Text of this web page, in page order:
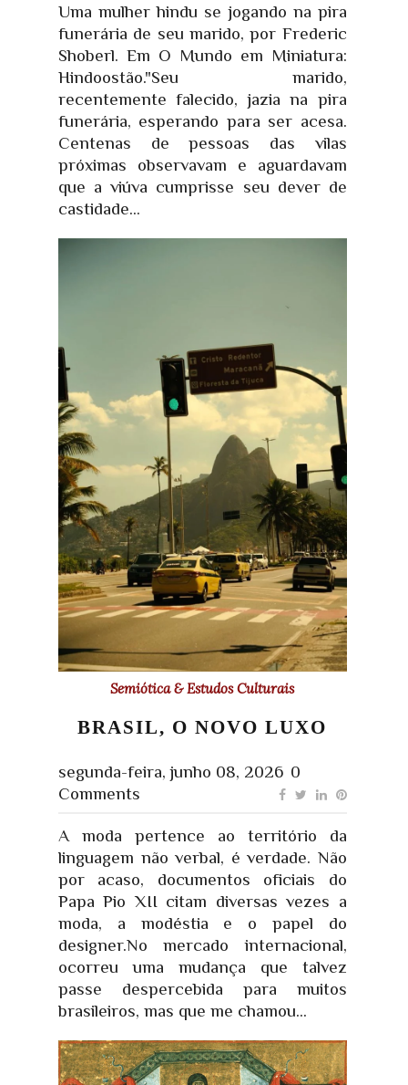
Uma mulher hindu se jogando na pira
funerária de seu marido, por Frederic
Shoberl. Em O Mundo em Miniatura:
Hindoostão."Seu marido,
recentemente falecido, jazia na pira
funerária, esperando para ser acesa.
Centenas de pessoas das vilas
próximas observavam e aguardavam
que a viúva cumprisse seu dever de
castidade...
Semiótica & Estudos Culturais
BRASIL, O NOVO LUXO
segunda-feira, junho 08, 2026 0
Comments
A moda pertence ao território da
linguagem não verbal, é verdade. Não
por acaso, documentos oficiais do
Papa Pio XII citam diversas vezes a
moda, a modéstia e o papel do
designer.No mercado internacional,
ocorreu uma mudança que talvez
passe despercebida para muitos
brasileiros, mas que me chamou...